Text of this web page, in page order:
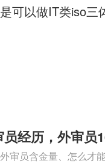
可以做IT类iso三
经历，外审员
审员含金量、怎么才